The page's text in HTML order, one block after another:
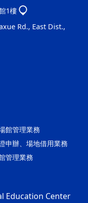
1樓
Rd., East Dist.,
館管理業務
辦、場地借用業務
管理業務
Education Center